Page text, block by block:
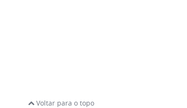
Voltar para o topo